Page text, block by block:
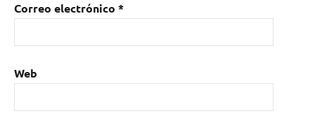
Correo electrónico *
Web